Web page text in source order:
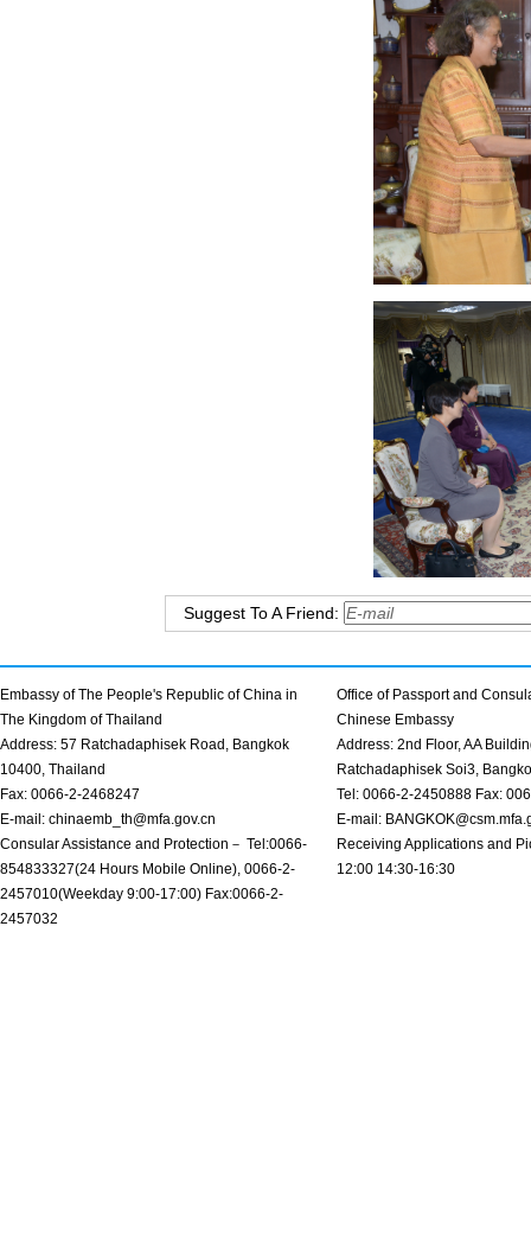
Suggest To A Friend:
Embassy of The People's Republic of China in
The Kingdom of Thailand
Address: 57 Ratchadaphisek Road, Bangkok
10400, Thailand
Fax: 0066-2-2468247
E-mail: chinaemb_th@mfa.gov.cn
Consular Assistance and Protection－ Tel:0066-
854833327(24 Hours Mobile Online), 0066-2-
2457010(Weekday 9:00-17:00) Fax:0066-2-
2457032
Office of Passport and
Chinese Embassy
Address: 2nd Floor, AA
Ratchadaphisek Soi3,
Tel: 0066-2-2450888 Fax:
E-mail:
Receiving Applications and
12:00 14:30-16:30